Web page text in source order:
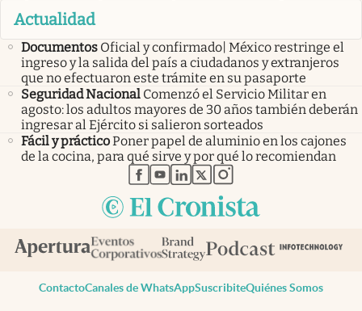
Actualidad
Documentos Oficial y confirmado| México restringe el
ingreso y la salida del país a ciudadanos y extranjeros
que no efectuaron este trámite en su pasaporte
Seguridad Nacional Comenzó el Servicio Militar en
agosto: los adultos mayores de 30 años también deberán
ingresar al Ejército si salieron sorteados
Fácil y prácticoPoner papel de aluminio en los cajones
de la cocina, para qué sirve y por qué lo recomiendan
abre en nueva pestaña
abre en nueva pestaña
abre en nueva pestaña
abre en nueva pestaña
abre en nueva pestaña
ContactoCanales de WhatsAppSuscribiteQuiénes Somos